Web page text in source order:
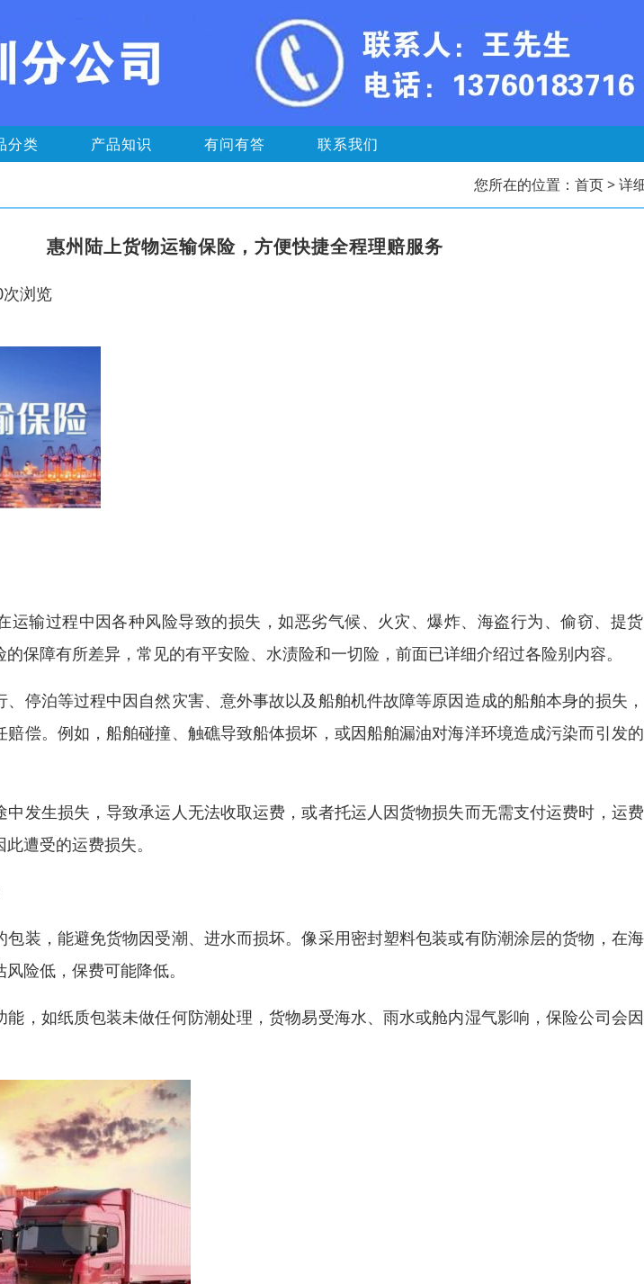
分类 产品知识 有问有答 联系我们
您所在的位置： 首页> 详
惠州陆上货物运输保险，方便快捷全程理赔服务
浏览
运输过程中因各种风险导致的损失，如恶劣气候、火灾、爆炸、海盗行为、偷窃、提
保障有所差异，常见的有平安险、水渍险和一切险，前面已详细介绍过各险别内容。
、停泊等过程中因自然灾害、意外事故以及船舶机件故障等原因造成的船舶本身的损失
赔偿。例如，船舶碰撞、触礁导致船体损坏，或因船舶漏油对海洋环境造成污染而引发
中发生损失，导致承运人无法收取运费，或者托运人因货物损失而无需支付运费时，运
遭受的运费损失。
包装，能避免货物因受潮、进水而损坏。像采用密封塑料包装或有防潮涂层的货物，在
险低，保费可能降低。
能，如纸质包装未做任何防潮处理，货物易受海水、雨水或舱内湿气影响，保险公司会